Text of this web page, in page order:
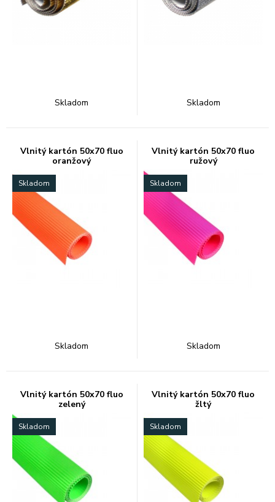
Skladom Skladom
Vlnitý kartón 50x70 fluo
oranžový
Skladom
Skladom
Vlnitý kartón 50x70 fluo
ružový
Skladom
Skladom
Vlnitý kartón 50x70 fluo
zelený
Skladom
Vlnitý kartón 50x70 fluo
žltý
Skladom